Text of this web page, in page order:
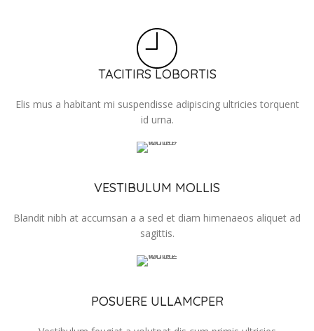
TACITIRS LOBORTIS
Elis mus a habitant mi suspendisse adipiscing ultricies torquent
id urna.
VESTIBULUM MOLLIS
Blandit nibh at accumsan a a sed et diam himenaeos aliquet ad
sagittis.
POSUERE ULLAMCPER